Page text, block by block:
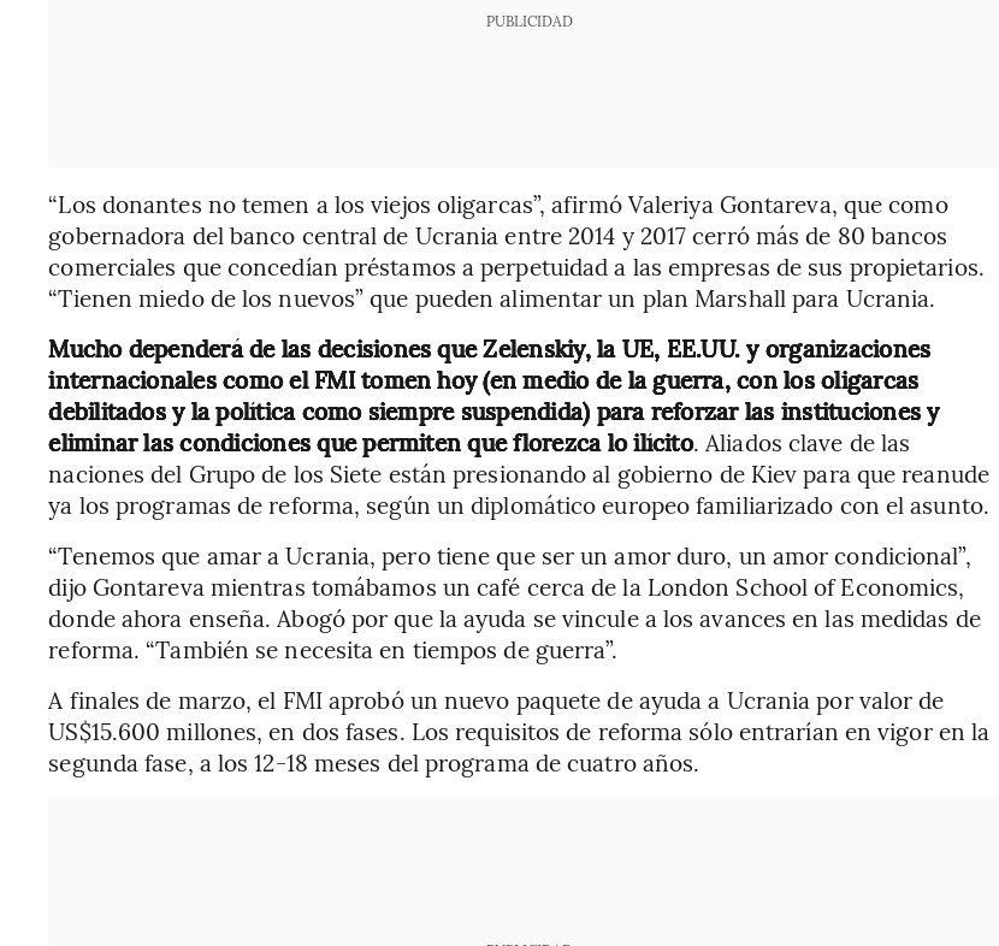
PUBLICIDAD
“Los donantes no temen a los viejos oligarcas”, afirmó Valeriya Gontareva, que como
gobernadora del banco central de Ucrania entre 2014 y 2017 cerró más de 80 bancos
comerciales que concedían préstamos a perpetuidad a las empresas de sus propietarios.
“Tienen miedo de los nuevos” que pueden alimentar un plan Marshall para Ucrania.
Mucho dependerá de las decisiones que Zelenskiy, la UE, EE.UU. y organizaciones
internacionales como el FMI tomen hoy (en medio de la guerra, con los oligarcas
debilitados y la política como siempre suspendida) para reforzar las instituciones y
eliminar las condiciones que permiten que florezca lo ilícito. Aliados clave de las
naciones del Grupo de los Siete están presionando al gobierno de Kiev para que reanude
ya los programas de reforma, según un diplomático europeo familiarizado con el asunto.
“Tenemos que amar a Ucrania, pero tiene que ser un amor duro, un amor condicional”,
dijo Gontareva mientras tomábamos un café cerca de la London School of Economics,
donde ahora enseña. Abogó por que la ayuda se vincule a los avances en las medidas de
reforma. “También se necesita en tiempos de guerra”.
A finales de marzo, el FMI aprobó un nuevo paquete de ayuda a Ucrania por valor de
US$15.600 millones, en dos fases. Los requisitos de reforma sólo entrarían en vigor en la
segunda fase, a los 12-18 meses del programa de cuatro años.